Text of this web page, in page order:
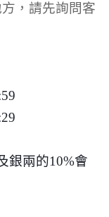
，請先詢問客
銀兩的10%會